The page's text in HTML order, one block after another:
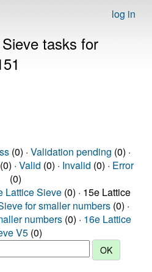
log in
tasks for
(0) · Validation pending (0) ·
· Valid (0) · Invalid (0) · Error
(0)
Lattice Sieve (0) · 15e Lattice
for smaller numbers (0) ·
numbers (0) · 16e Lattice
V5 (0)